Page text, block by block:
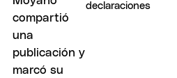
declaraciones